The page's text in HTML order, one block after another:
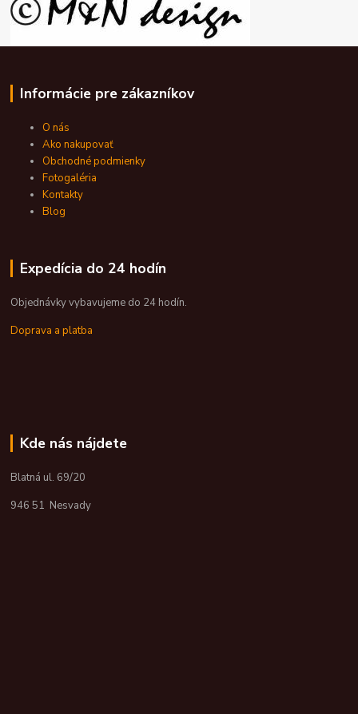
Informácie pre zákazníkov
O nás
Ako nakupovať
Obchodné podmienky
Fotogaléria
Kontakty
Blog
Expedícia do 24 hodín
Objednávky vybavujeme do 24 hodín.
Doprava a platba
Kde nás nájdete
Blatná ul. 69/20
946 51 Nesvady